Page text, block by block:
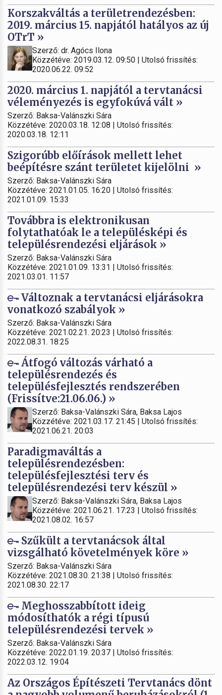
Korszakváltás a területrendezésben:
2019. március 15. napjától hatályos az új
OTrT »
Szerző: dr. Agócs Ilona
Közzétéve: 2019.03.12. 09:50 | Utolsó frissítés:
2020.06.22. 09:52
2020. március 1. napjától a tervtanácsi
véleményezés is egyfokúvá vált »
Szerző: Baksa-Valánszki Sára
Közzétéve: 2020.03.18. 12:08 | Utolsó frissítés:
2020.03.18. 12:11
Szigorúbb előírások mellett lehet
beépítésre szánt területet kijelölni »
Szerző: Baksa-Valánszki Sára
Közzétéve: 2021.01.05. 16:20 | Utolsó frissítés:
2021.01.09. 15:33
Továbbra is elektronikusan
folytathatóak le a településképi és
településrendezési eljárások »
Szerző: Baksa-Valánszki Sára
Közzétéve: 2021.01.09. 13:31 | Utolsó frissítés:
2021.03.01. 11:57
Változnak a tervtanácsi eljárásokra
vonatkozó szabályok »
Szerző: Baksa-Valánszki Sára
Közzétéve: 2021.02.21. 20:23 | Utolsó frissítés:
2022.08.31. 18:25
Átfogó változás várható a
településrendezés és
településfejlesztés rendszerében
(Frissítve:21.06.06.) »
Szerző: Baksa-Valánszki Sára, Baksa Lajos
Közzétéve: 2021.03.17. 21:45 | Utolsó frissítés:
2021.06.21. 20:03
Paradigmaváltás a
településrendezésben:
településfejlesztési terv és
településrendezési terv készül »
Szerző: Baksa-Valánszki Sára, Baksa Lajos
Közzétéve: 2021.06.21. 17:23 | Utolsó frissítés:
2021.08.02. 16:57
Szűkült a tervtanácsok által
vizsgálható követelmények köre »
Szerző: Baksa-Valánszki Sára
Közzétéve: 2021.08.30. 21:38 | Utolsó frissítés:
2021.08.30. 22:17
Meghosszabbított ideig
módosíthatók a régi típusú
településrendezési tervek »
Szerző: Baksa-Valánszki Sára
Közzétéve: 2022.01.19. 20:37 | Utolsó frissítés:
2022.03.12. 19:04
Az Országos Építészeti Tervtanács dönt